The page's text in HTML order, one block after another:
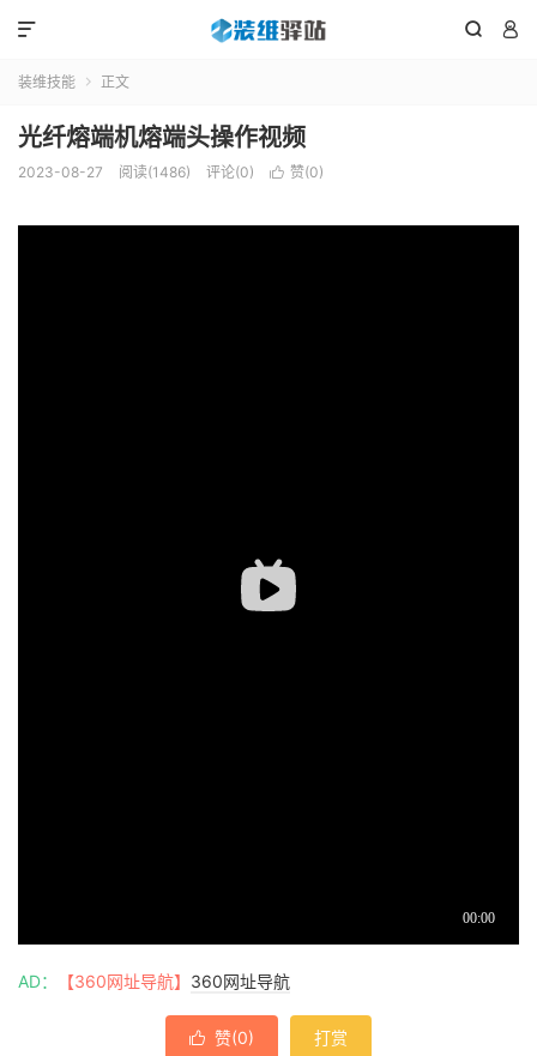
 

装维技能  正文
光纤熔端机熔端头操作视频
2023-08-27 阅读(1486) 评论(0)  赞(0)
AD： 【360网址导航】 360网址导航
 赞(0) 打赏